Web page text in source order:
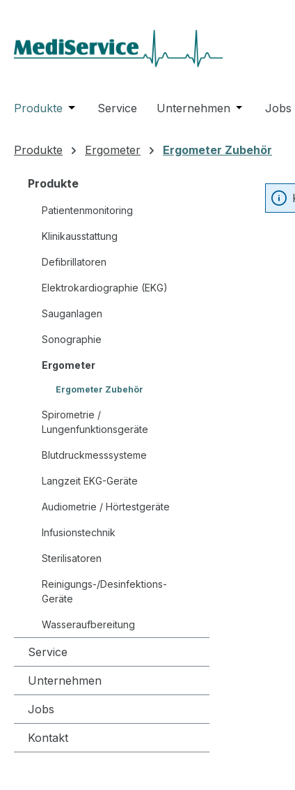
Produkte Öffne oder Schließe das Dropdown der
Service Unternehmen Öffne oder
Jobs
Produkte Ergometer Ergometer Zubehör
Produkte
Patientenmonitoring
Klinikausstattung
Defibrillatoren
Elektrokardiographie (EKG)
Sauganlagen
Sonographie
Ergometer
Ergometer Zubehör
Spirometrie /
Lungenfunktionsgeräte
Blutdruckmesssysteme
Langzeit EKG-Geräte
Audiometrie / Hörtestgeräte
Infusionstechnik
Sterilisatoren
Reinigungs-/Desinfektions-
Geräte
Wasseraufbereitung
Service
Unternehmen
Jobs
Kontakt